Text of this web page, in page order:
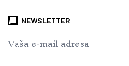
NEWSLETTER